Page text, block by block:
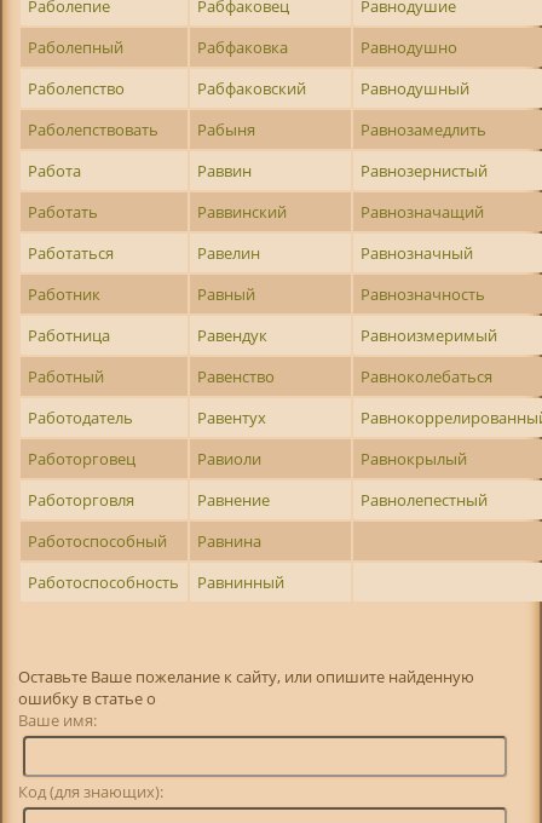
Раболепие
Рабфаковец
Равнодушие
Раболепный
Рабфаковка
Равнодушно
Раболепство
Рабфаковский
Равнодушный
Раболепствовать
Рабыня
Равнозамедлить
Работа
Раввин
Равнозернистый
Работать
Раввинский
Равнозначащий
Работаться
Равелин
Равнозначный
Работник
Равный
Равнозначность
Работница
Равендук
Равноизмеримый
Работный
Равенство
Равноколебаться
Работодатель
Равентух
Работорговец
Равиоли
Равнокрылый
Работорговля
Равнение
Равнолепестный
Работоспособный
Равнина
Работоспособность
Равнинный
Оставьте Ваше пожелание к сайту, или опишите найденную
ошибку в статье о
Ваше имя:
Код (для знающих):